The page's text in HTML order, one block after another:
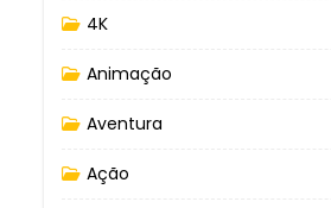
4K
Animação
Aventura
Ação